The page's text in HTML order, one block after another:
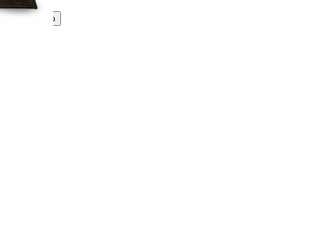
Принимаю